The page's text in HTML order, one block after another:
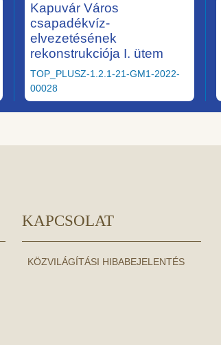
Kapuvár Város
csapadékvíz-
elvezetésének
rekonstrukciója I. ütem
TOP_PLUSZ-1.2.1-21-GM1-2022-
00028
KAPCSOLAT
KÖZVILÁGÍTÁSI HIBABEJELENTÉS